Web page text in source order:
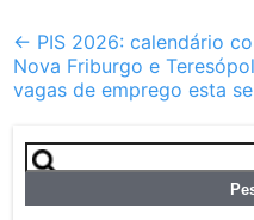
Post
navigation
← PIS 2026: calendário
Nova Friburgo e
vagas de emprego esta
Pesquisar
por: